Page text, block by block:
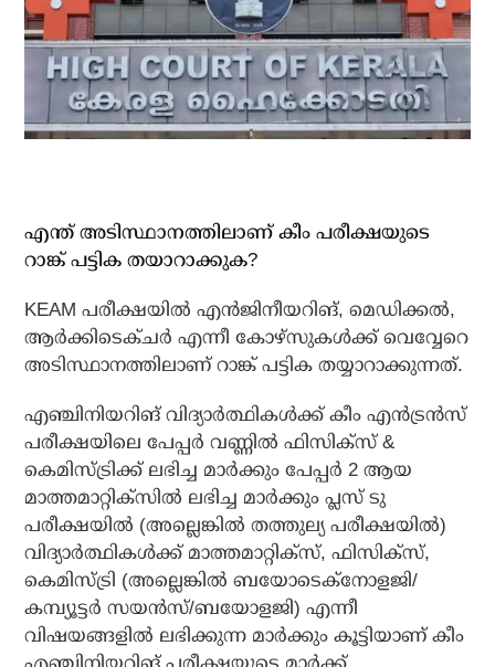
എന്ത് അടിസ്ഥാനത്തിലാണ് കീം പരീക്ഷയുടെ
റാങ്ക് പട്ടിക തയാറാക്കുക?
KEAM പരീക്ഷയിൽ എൻജിനീയറിങ്, മെഡിക്കൽ,
ആർക്കിടെക്ചർ എന്നീ കോഴ്സുകൾക്ക് വെവ്വേറെ
അടിസ്ഥാനത്തിലാണ് റാങ്ക് പട്ടിക തയ്യാറാക്കുന്നത്.
എഞ്ചിനിയറിങ് വിദ്യാർത്ഥികൾക്ക് കീം എൻട്രൻസ്
പരീക്ഷയിലെ പേപ്പർ വണ്ണിൽ ഫിസിക്സ് &
കെമിസ്ട്രിക്ക് ലഭിച്ച മാർക്കും പേപ്പർ 2 ആയ
മാത്തമാറ്റിക്സിൽ ലഭിച്ച മാർക്കും പ്ലസ് ടു
പരീക്ഷയിൽ (അല്ലെങ്കിൽ തത്തുല്യ പരീക്ഷയിൽ)
വിദ്യാർത്ഥികൾക്ക് മാത്തമാറ്റിക്സ്, ഫിസിക്സ്,
കെമിസ്ട്രി (അല്ലെങ്കിൽ ബയോടെക്നോളജി/
കമ്പ്യൂട്ടർ സയൻസ്/ബയോളജി) എന്നീ
വിഷയങ്ങളിൽ ലഭിക്കുന്ന മാർക്കും കൂട്ടിയാണ് കീം